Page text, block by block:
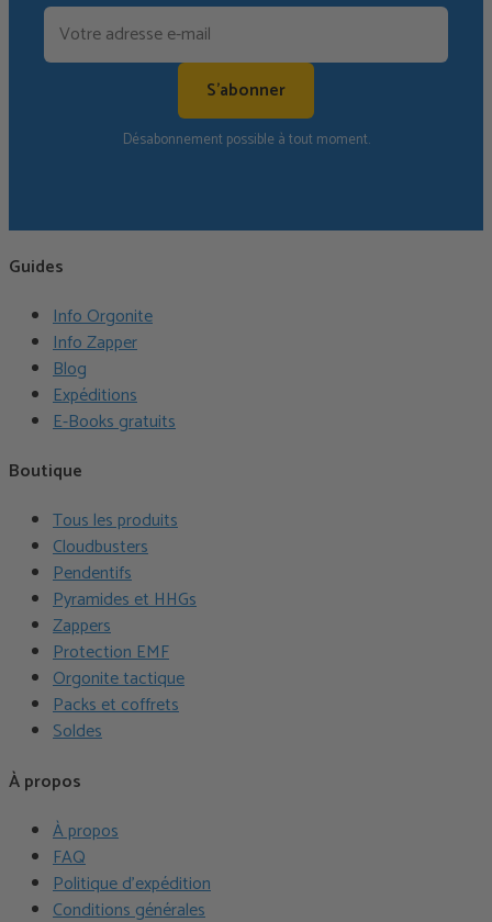
S'abonner
Désabonnement possible à tout moment.
Guides
Info Orgonite
Info Zapper
Blog
Expéditions
E-Books gratuits
Boutique
Tous les produits
Cloudbusters
Pendentifs
Pyramides et HHGs
Zappers
Protection EMF
Orgonite tactique
Packs et coffrets
Soldes
À propos
À propos
FAQ
Politique d'expédition
Conditions générales